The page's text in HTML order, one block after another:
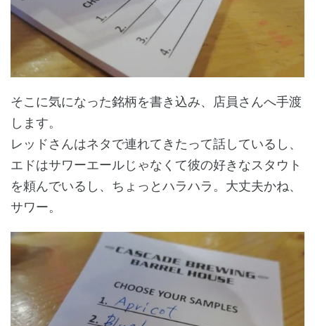
そこに気になった銘柄を書き込み、店員さんへ手渡
します。
レッドさんはネタで連れてきたって話しているし、
エドはサワーエールじゃなくて彼の好きなスタウト
を頼んでいるし、ちょっとハラハラ。大丈夫かね、
サワー。